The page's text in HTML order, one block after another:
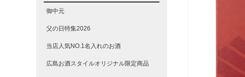
御中元
父の日特集2026
当店人気NO.1名入れのお酒
広島お酒スタイルオリジナル限定商品